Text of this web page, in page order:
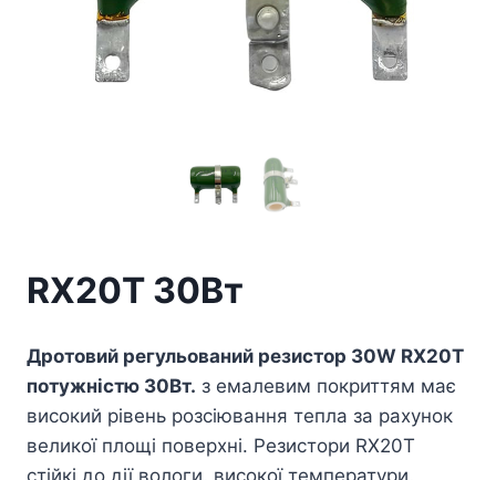
RX20T 30Вт
Дротовий регульований резистор 30W RX20T
потужністю 30Вт. з емалевим покриттям має
високий рівень розсіювання тепла за рахунок
великої площі поверхні. Резистори RX20T
стійкі до дії вологи, високої температури,